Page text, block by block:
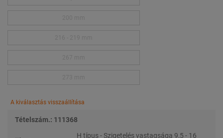
A kiválasztás visszaállítása
Tételszám.: 111368
H típus - Szigetelés vastagsága 9,5 - 16